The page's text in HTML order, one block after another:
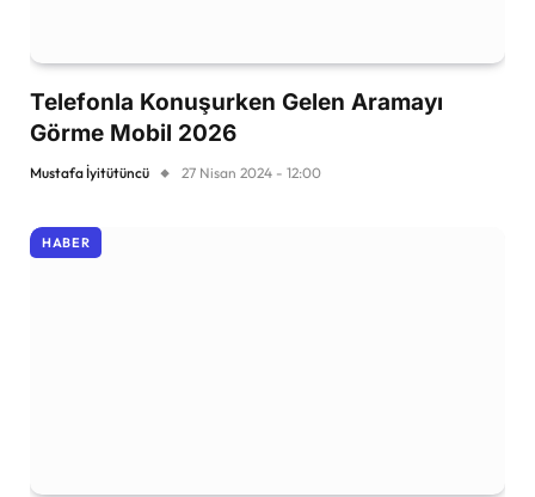
Telefonla Konuşurken Gelen Aramayı
Görme Mobil 2026
Mustafa İyitütüncü 27 Nisan 2024 - 12:00
HABER